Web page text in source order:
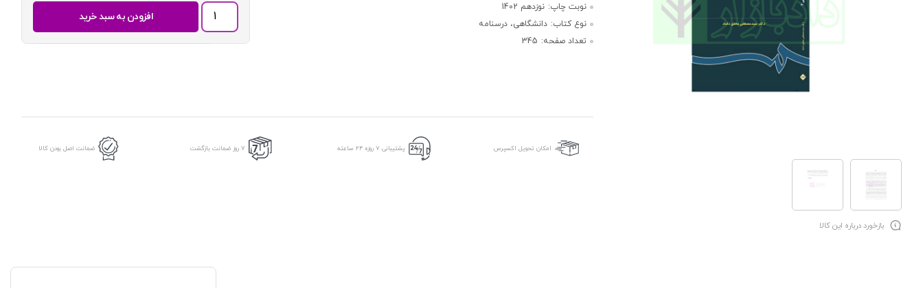
نوبت چاپ: نوزدهم 1402
نوع کتاب: دانشگاهی، درسنامه
تعداد صفحه: 345
قواعد
(بخش
مدنی
عدد
افزودن به سبد خرید
امکان تحویل اکسپرس پشتیبانی ۷ روزه ۲۴ ساعته 7 روز ضمانت بازگشت ضمانت اصل بودن کالا
بازخورد درباره این کالا